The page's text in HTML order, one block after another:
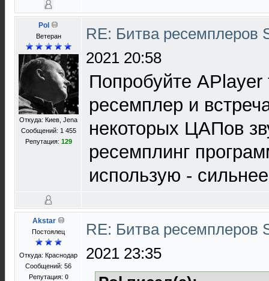
Pol
Ветеран
Откуда: Киев, Jena
Сообщений: 1 455
Репутация: 129
RE: Битва ресемплеров
2021 20:58
Попробуйте APlayer
ресемплер и
некоторых ЦАПов
ресемплинг
использую -
Akstar
Постоялец
Откуда: Краснодар
Сообщений: 56
Репутация: 0
RE: Битва ресемплеров
2021 23:35